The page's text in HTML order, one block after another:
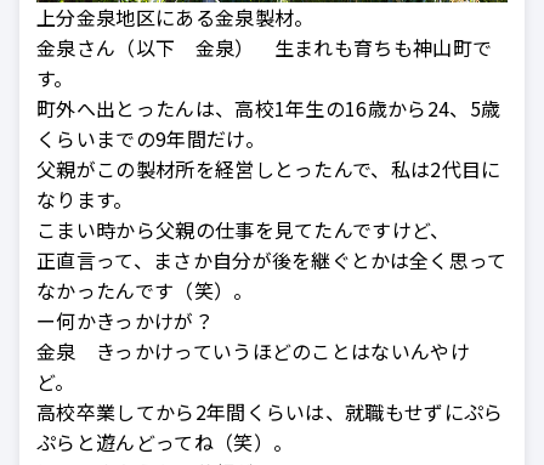
上分金泉地区にある金泉製材。
金泉さん（以下 金泉） 生まれも育ちも神山町で
す。
町外へ出とったんは、高校1年生の16歳から24、5歳
くらいまでの9年間だけ。
父親がこの製材所を経営しとったんで、私は2代目に
なります。
こまい時から父親の仕事を見てたんですけど、
正直言って、まさか自分が後を継ぐとかは全く思って
なかったんです（笑）。
ー何かきっかけが？
金泉 きっかけっていうほどのことはないんやけ
ど。
高校卒業してから2年間くらいは、就職もせずにぷら
ぷらと遊んどってね（笑）。